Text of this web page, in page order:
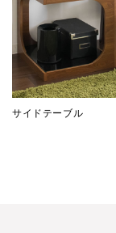
サイドテーブル